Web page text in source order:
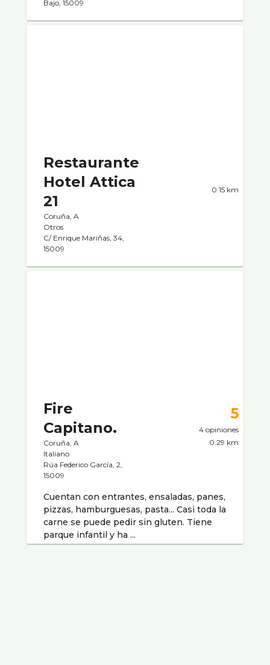
Bajo, 15009
Restaurante
Hotel Attica
21
Coruña, A
Otros
C/ Enrique Mariñas, 34,
15009
0.15 km
Fire
Capitano.
Coruña, A
Italiano
Rúa Federico García, 2,
15009
5
4 opiniones
0.29 km
Cuentan con entrantes, ensaladas, panes,
pizzas, hamburguesas, pasta... Casi toda la
carne se puede pedir sin gluten. Tiene
parque infantil y ha ...